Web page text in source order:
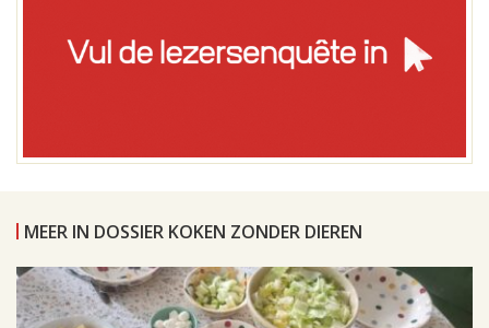
MEER IN DOSSIER KOKEN ZONDER DIEREN